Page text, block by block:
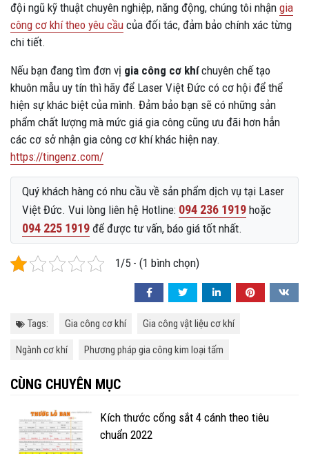
đội ngũ kỹ thuật chuyên nghiệp, năng động, chúng tôi nhận gia
công cơ khí theo yêu cầu của đối tác, đảm bảo chính xác từng
chi tiết.
Nếu bạn đang tìm đơn vị gia công cơ khíchuyên chế tạo
khuôn mẫu uy tín thì hãy để Laser Việt Đức có cơ hội để thể
hiện sự khác biệt của mình. Đảm bảo bạn sẽ có những sản
phẩm chất lượng mà mức giá gia công cũng ưu đãi hơn hẳn
các cơ sở nhận gia công cơ khí khác hiện nay.
https://tingenz.com/
Quý khách hàng có nhu cầu về sản phẩm dịch vụ tại Laser
Việt Đức. Vui lòng liên hệ Hotline: 094 236 1919 hoặc
094 225 1919 để được tư vấn, báo giá tốt nhất.
1/5 - (1 bình chọn)
Tags: Gia công cơ khí Gia công vật liệu cơ khí
Ngành cơ khí Phương pháp gia công kim loại tấm
CÙNG CHUYÊN MỤC
Kích thước cổng sắt 4 cánh theo tiêu
chuẩn 2022